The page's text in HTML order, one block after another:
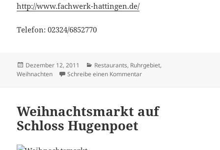
http://www.fachwerk-hattingen.de/
Telefon: 02324/6852770
Veröffentlicht
am
Dezember 12, 2011 Kategorien
Restaurants, Ruhrgebiet,
Weihnachten
Schreibe einen Kommentarzu Gänseessen im
Weihnachtsmarkt auf
Schloss Hugenpoet